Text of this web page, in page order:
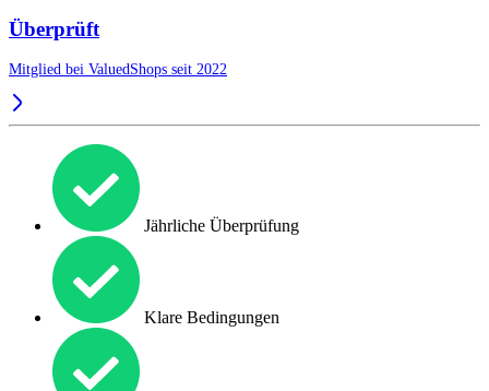
Überprüft
Mitglied bei ValuedShops seit 2022
Jährliche Überprüfung
Klare Bedingungen